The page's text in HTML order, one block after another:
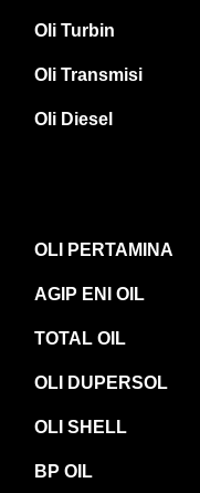
Oli Turbin
Oli Transmisi
Oli Diesel
OLI PERTAMINA
AGIP ENI OIL
TOTAL OIL
OLI DUPERSOL
OLI SHELL
BP OIL